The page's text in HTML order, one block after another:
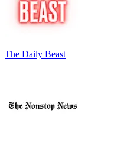
The Daily Beast